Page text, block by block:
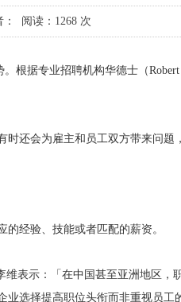
阅读：1268 次
据专业招聘机构华德士（
还会为雇主和员工双方带来问题
经验、技能或者匹配的薪资。
表示：「在中国甚至亚洲地区
选择提高职位头衔而非重视员工